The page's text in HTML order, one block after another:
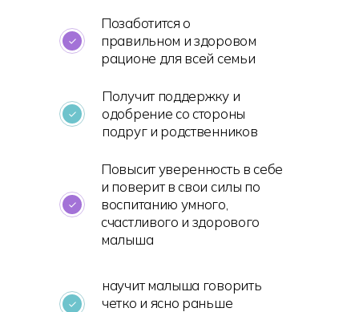
научит малыша говорить
четко и ясно раньше
Позаботится о
правильном и здоровом
рационе для всей семьи
Получит поддержку и
одобрение со стороны
подруг и родственников
Повысит уверенность в себе
и поверит в свои силы по
воспитанию умного,
счастливого и здорового
малыша